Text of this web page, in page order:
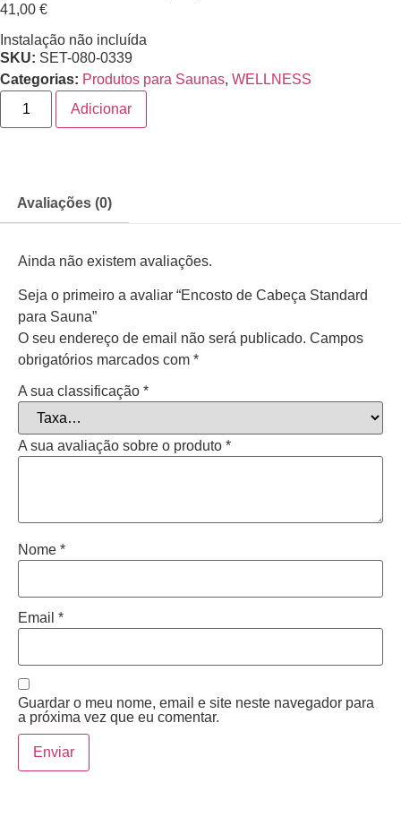
41,00 €
Instalação não incluída
SKU: SET-080-0339
Categorias: Produtos para Saunas, WELLNESS
Adicionar
Avaliações (0)
Ainda não existem avaliações.
Seja o primeiro a avaliar “Encosto de Cabeça Standard
para Sauna”
O seu endereço de email não será publicado. Campos
obrigatórios marcados com *
A sua classificação *
A sua avaliação sobre o produto *
Nome *
Email *
Guardar o meu nome, email e site neste navegador para
a próxima vez que eu comentar.